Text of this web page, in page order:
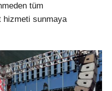
tüm
hizmeti sunmaya